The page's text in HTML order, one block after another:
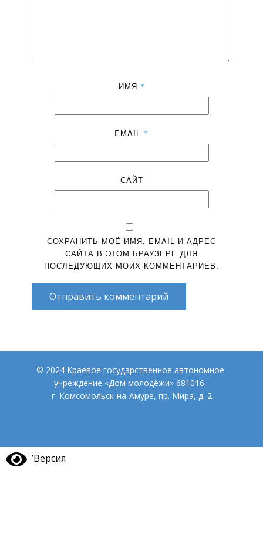
ИМЯ *
EMAIL *
САЙТ
СОХРАНИТЬ МОЁ ИМЯ, EMAIL И АДРЕС
САЙТА В ЭТОМ БРАУЗЕРЕ ДЛЯ
ПОСЛЕДУЮЩИХ МОИХ КОММЕНТАРИЕВ.
Отправить комментарий
© 2024 Краевое государственное автономное
учреждение «Дом молодёжи» 681016,
г. Комсомольск-на-Амуре, пр. Мира, д. 2
’Версия